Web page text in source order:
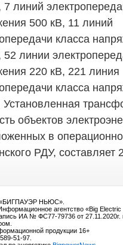
7 линий
500 кВ, 11 линий
класса
52 линии
220 кВ, 221 линия
класса
Установленная
объектов
в
РДУ, составляет
НЬЮС».
агентство «Big Electric
ИА № ФС77-79736 от 27.11.2020г.
продукции 16+
51-97.